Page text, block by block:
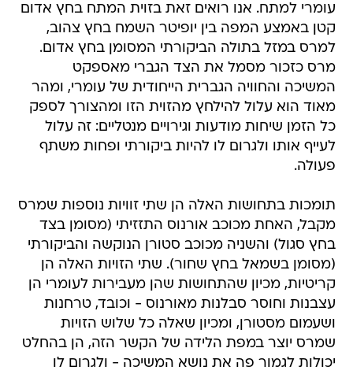
עומרי למתח. אנו רואים זאת בזוית המתח בחץ אדום
קטן באמצע המפה בין יופיטר השמח בחץ צהוב,
למרס במזל בתולה הביקורתי המסומן בחץ אדום.
מרס כזכור מסמל את הצד הגברי מאספקט
המשיכה והחוויה הגברית הייחודית של עומרי, ומהר
מאוד הוא עלול להילחץ מהזוית הזו ומהצורך לספק
כל הזמן שיחות מודעות וגירויים מנטליים: זה עלול
לעייף אותו ולגרום לו להיות ביקורתי ופחות משתף
פעולה.
תומכות בתחושות האלה הן שתי זוויות נוספות שמרס
מקבל, האחת מכוכב אורנוס התזזיתי (מסומן בצד
בחץ סגול) והשניה מכוכב סטורן הנוקשה והביקורתי
(מסומן בשמאל בחץ שחור). שתי הזויות האלה הן
קריטיות, מכיון שהתחושות שהן מעבירות לעומרי הן
עצבנות וחוסר סבלנות מאורנוס - וכובד, טרחנות
ושעמום מסטורן, ומכיון שאלה כל שלוש הזויות
שמרס יוצר במפת הלידה של הקשר הזה, הן בהחלט
יכולות לגמור פה את נושא המשיכה - ולגרום לו